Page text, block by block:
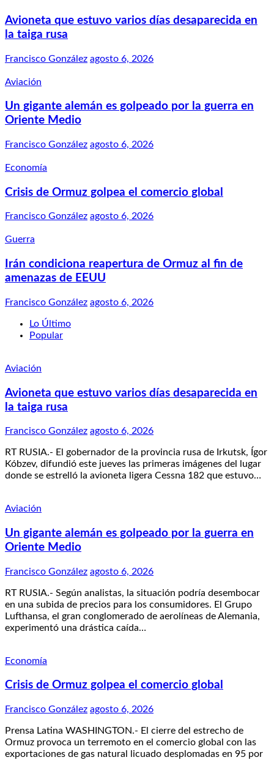
Avioneta que estuvo varios días desaparecida en
la taiga rusa
Francisco González agosto 6, 2026
Aviación
Un gigante alemán es golpeado por la guerra en
Oriente Medio
Francisco González agosto 6, 2026
Economía
Crisis de Ormuz golpea el comercio global
Francisco González agosto 6, 2026
Guerra
Irán condiciona reapertura de Ormuz al fin de
amenazas de EEUU
Francisco González agosto 6, 2026
Lo Último
Popular
Aviación
Avioneta que estuvo varios días desaparecida en
la taiga rusa
Francisco González agosto 6, 2026
RT RUSIA.- El gobernador de la provincia rusa de Irkutsk, Ígor
Kóbzev, difundió este jueves las primeras imágenes del lugar
donde se estrelló la avioneta ligera Cessna 182 que estuvo…
Aviación
Un gigante alemán es golpeado por la guerra en
Oriente Medio
Francisco González agosto 6, 2026
RT RUSIA.- Según analistas, la situación podría desembocar
en una subida de precios para los consumidores. El Grupo
Lufthansa, el gran conglomerado de aerolíneas de Alemania,
experimentó una drástica caída…
Economía
Crisis de Ormuz golpea el comercio global
Francisco González agosto 6, 2026
Prensa Latina WASHINGTON.- El cierre del estrecho de
Ormuz provoca un terremoto en el comercio global con las
exportaciones de gas natural licuado desplomadas en 95 por